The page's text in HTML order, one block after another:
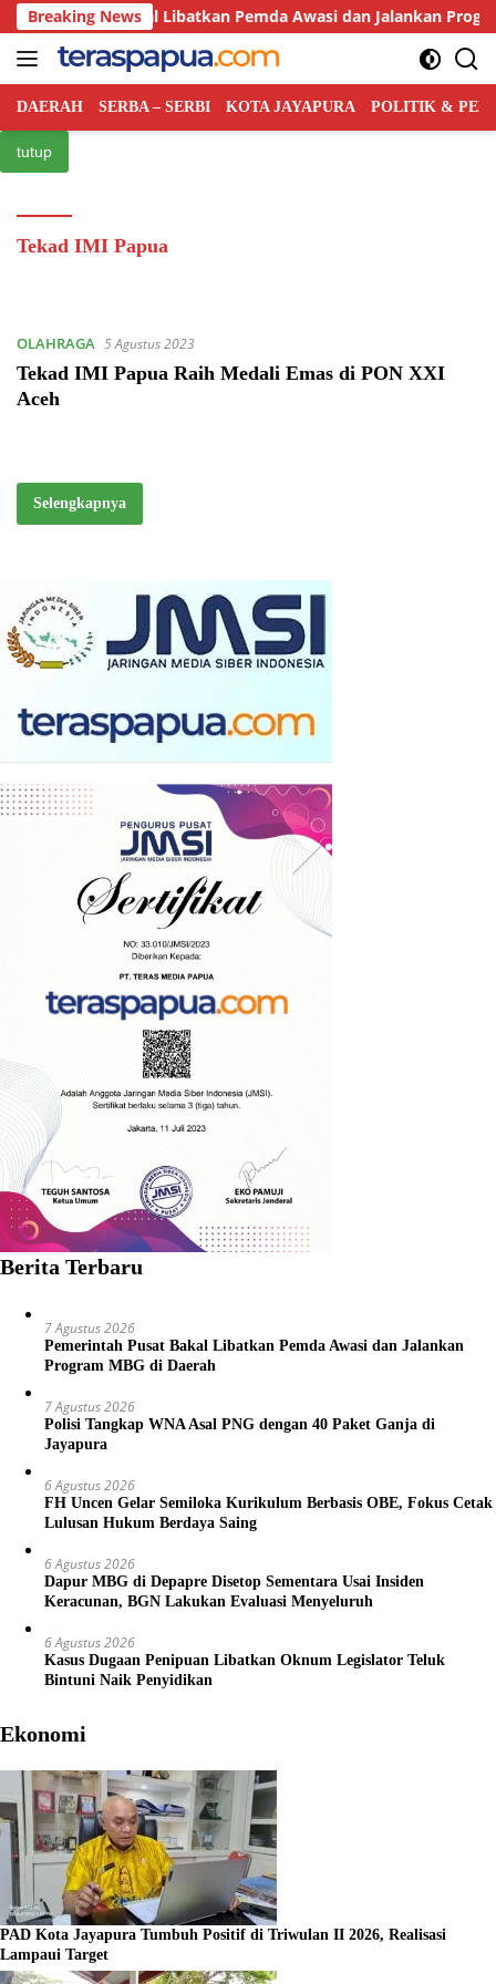
Langsung
ke
konten
Breaking News
Pusat Bakal Libatkan Pemda Awasi dan Jalankan Program
DAERAH SERBA – SERBI KOTA JAYAPURA POLITIK &
tutup
Tekad IMI Papua
OLAHRAGA 5 Agustus 2023
Tekad IMI Papua Raih Medali Emas di PON XXI
Aceh
Selengkapnya
Berita Terbaru
7 Agustus 2026
Pemerintah Pusat Bakal Libatkan Pemda Awasi dan Jalankan
Program MBG di Daerah
7 Agustus 2026
Polisi Tangkap WNA Asal PNG dengan 40 Paket Ganja di
Jayapura
6 Agustus 2026
FH Uncen Gelar Semiloka Kurikulum Berbasis OBE, Fokus Cetak
Lulusan Hukum Berdaya Saing
6 Agustus 2026
Dapur MBG di Depapre Disetop Sementara Usai Insiden
Keracunan, BGN Lakukan Evaluasi Menyeluruh
6 Agustus 2026
Kasus Dugaan Penipuan Libatkan Oknum Legislator Teluk
Bintuni Naik Penyidikan
Ekonomi
PAD Kota Jayapura Tumbuh Positif di Triwulan II 2026, Realisasi
Lampaui Target